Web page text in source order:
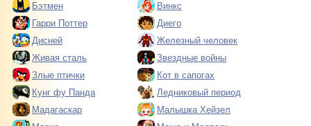
Бэтмен
Винкс
Гарри Поттер
Диего
Дисней
Железный человек
Живая сталь
Звездные войны
Злые птички
Кот в сапогах
Кунг фу Панда
Ледниковый период
Мадагаскар
Малышка Хейзел